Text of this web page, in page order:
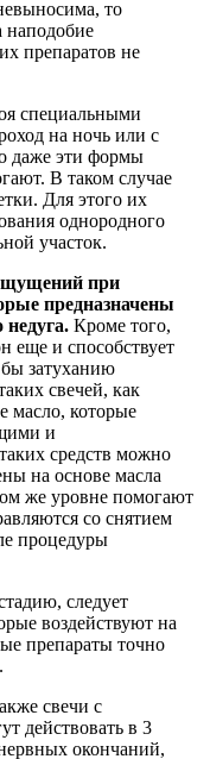
то
наподобие
препаратов не
специальными
на ночь или с
даже эти формы
В таком случае
Для этого их
однородного
участок.
при
предназначены
недуга. Кроме того,
еще и способствует
затуханию
свечей, как
масло, которые
и
средств можно
на основе масла
же уровне помогают
со снятием
процедуры
следует
воздействуют на
препараты точно
свечи с
действовать в 3
окончаний,